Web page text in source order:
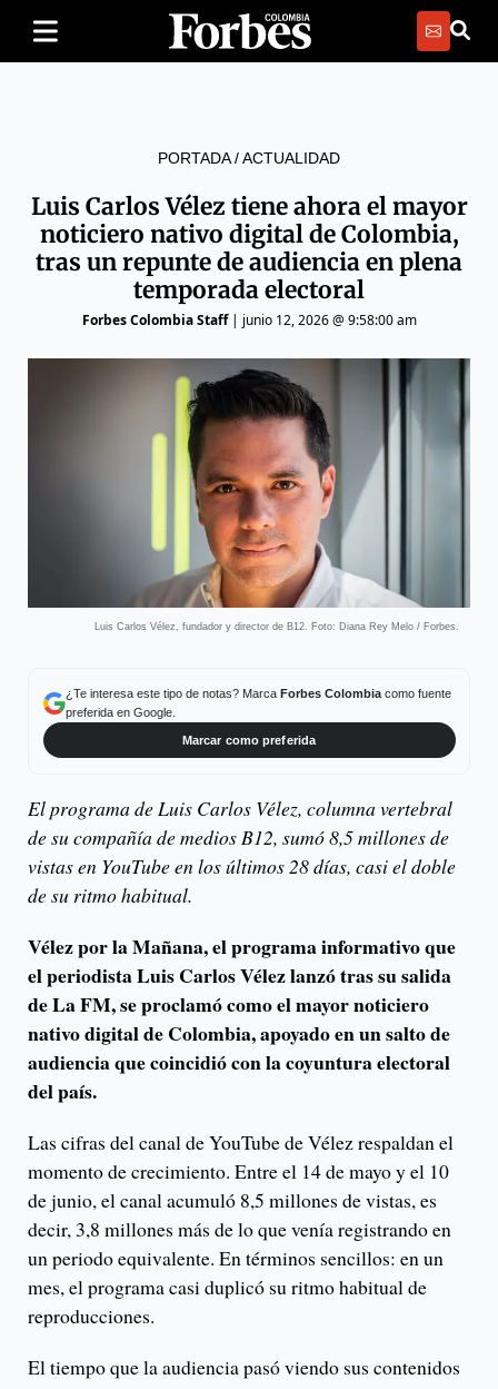
PORTADA/ACTUALIDAD
Luis Carlos Vélez tiene ahora el mayor
noticiero nativo digital de Colombia,
tras un repunte de audiencia en plena
temporada electoral
Forbes Colombia Staff| junio 12, 2026 @ 9:58:00 am
Luis Carlos Vélez, fundador y director de B12. Foto: Diana Rey Melo / Forbes.
¿Te interesa este tipo de notas? Marca Forbes Colombiacomo fuente
preferida en Google.
Marcar como preferida
El programa de Luis Carlos Vélez, columna vertebral
de su compañía de medios B12, sumó 8,5 millones de
vistas en YouTube en los últimos 28 días, casi el doble
de su ritmo habitual.
Vélez por la Mañana, el programa informativo que
el periodista Luis Carlos Vélez lanzó tras su salida
de La FM, se proclamó como el mayor noticiero
nativo digital de Colombia, apoyado en un salto de
audiencia que coincidió con la coyuntura electoral
del país.
Las cifras del canal de YouTube de Vélez respaldan el
momento de crecimiento. Entre el 14 de mayo y el 10
de junio, el canal acumuló 8,5 millones de vistas, es
decir, 3,8 millones más de lo que venía registrando en
un periodo equivalente. En términos sencillos: en un
mes, el programa casi duplicó su ritmo habitual de
reproducciones.
El tiempo que la audiencia pasó viendo sus contenidos